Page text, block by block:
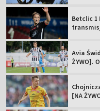
Betclic 1
Avia
ŻYWO].
[NA